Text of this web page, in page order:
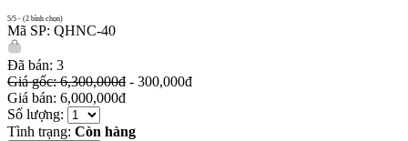
5/5 - (2 bình chọn)
Mã SP: QHNC-40
Đã bán: 3
Giá gốc: 6,300,000đ - 300,000đ
Giá bán: 6,000,000đ
Số lượng:
Tình trạng: Còn hàng